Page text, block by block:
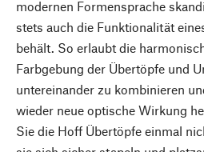
modernen Formensprache
stets auch die Funktionalität
behält. So erlaubt die
Farbgebung der Übertöpfe und
untereinander zu kombinieren
wieder neue optische Wirkung
Sie die Hoff Übertöpfe einmal